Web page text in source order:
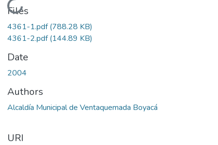
Loading...
Files
4361-1.pdf(788.28 KB)
4361-2.pdf(144.89 KB)
Date
2004
Authors
Alcaldía Municipal de Ventaquemada Boyacá
URI